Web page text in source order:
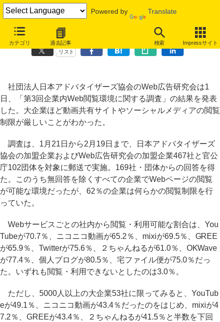
Powered by Translate
カテゴリ 過去記事 検索 Impressサイト
YouTubeやニコ動、2chが見られる大企業は半数以下、Twitterは6割
リスト
社団法人日本アドバタイザーズ協会のWeb広告研究会は1
日、「第3回企業内Web閲覧環境に関する調査」の結果を発表
した。大企業ほど動画共有サイトやソーシャルメディアの閲覧
制限が厳しいことがわかった。
調査は、1月21日から2月19日まで、日本アドバタイザーズ
協会の加盟企業およびWeb広告研究会の加盟企業467社と官公
庁102団体を対象に郵送で実施。169社・団体からの回答を得
た。このうち無回答を除くすべての企業でWebページの閲覧
が可能な環境だったが、62％の企業は何らかの閲覧制限を行
っていた。
Webサービスごとの社内から閲覧・利用可能な割合は、You
Tubeが70.7％、ニコニコ動画が65.2％、mixiが69.5％、GREE
が65.9％、Twitterが75.6％、２ちゃんねるが61.0％、OKWave
が77.4％、個人ブログが80.5％、宅ファイル便が75.0％だっ
た。いずれも閲覧・利用できないとしたのは3.0％。
ただし、5000人以上の大企業53社に限ってみると、YouTub
eが49.1％、ニコニコ動画が43.4％だったのをはじめ、mixiが4
7.2％、GREEが43.4％、２ちゃんねるが41.5％と半数を下回